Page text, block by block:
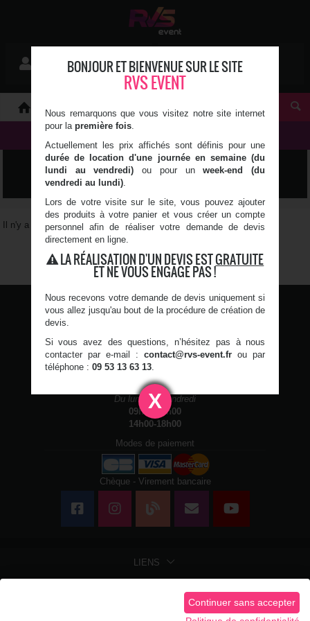
Se connecter
0 article(s)
SANS FIL
Il n'y a pas de produit correspondant à vos critères
1
RVS Event- Location & Événements -Chaumontel
09 53 13 63 13
Horaires d'ouvertures
Du lundi au vendredi
09h00-13h00
14h00-18h00
Modes de paiement
Chèque - Virement bancaire
LIENS
X
BONJOUR ET BIENVENUE SUR LE SITE
RVS EVENT
Nous remarquons que vous visitez notre site internet
pour la première fois.
Actuellement les prix affichés sont définis pour une
durée de location d'une journée en semaine (du
lundi au vendredi) ou pour unweek-end (du
vendredi au lundi).
Lors de votre visite sur le site, vous pouvez ajouter
des produits à votre panier et vous créer un compte
personnel afin de réaliser votre demande de devis
directement en ligne.
LA RÉALISATION D'UN DEVIS ESTGRATUITE
ET NE VOUS ENGAGE PAS !
Nous recevons votre demande de devis uniquement si
vous allez jusqu'au bout de la procédure de création de
devis.
Si vous avez des questions, n’hésitez pas à nous
contacter par e-mail :contact@rvs-event.fr ou par
téléphone : 09 53 13 63 13.
Continuer sans accepter